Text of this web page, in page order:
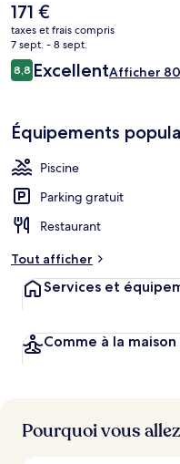
Cuisine internationale et est
déjeuner et le dîner. Vous
d'un bar en bord de piscine,
votre chambre, tels qu'un
autres voyageurs ne tarissent
Le
prix
actuel
est
de
171 €
taxes et frais compris
7 sept. - 8 sept.
Avis
voyageurs
8,88,8 sur 10
ExcellentAfficher
Équipements
Piscine
Parking gratuit
Restaurant
Tout afficher
Services et
Comme à la maison
Pourquoi vous